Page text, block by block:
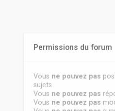
Permissions du forum
Vous ne pouvez pas
sujets
Vous ne pouvez pas
Vous ne pouvez pas